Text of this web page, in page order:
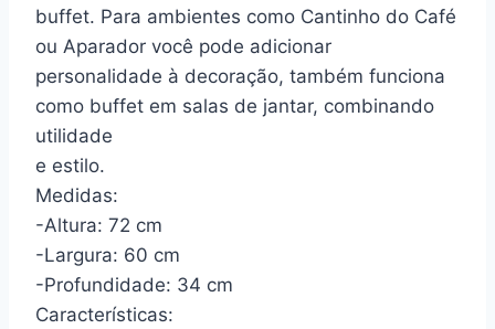
buffet. Para ambientes como Cantinho do Café
ou Aparador você pode adicionar
personalidade à decoração, também funciona
como buffet em salas de jantar, combinando
utilidade
e estilo.
Medidas:
-Altura: 72 cm
-Largura: 60 cm
-Profundidade: 34 cm
Características: